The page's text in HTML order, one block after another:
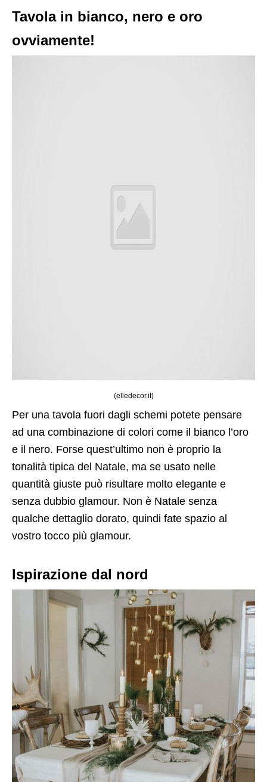
Tavola in bianco, nero e oro
ovviamente!
(elledecor.it)
Per una tavola fuori dagli schemi potete pensare
ad una combinazione di colori come il bianco l’oro
e il nero. Forse quest’ultimo non è proprio la
tonalità tipica del Natale, ma se usato nelle
quantità giuste può risultare molto elegante e
senza dubbio glamour. Non è Natale senza
qualche dettaglio dorato, quindi fate spazio al
vostro tocco più glamour.
Ispirazione dal nord